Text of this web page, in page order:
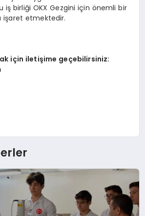
iş birliği OKX Gezgini için önemli bir
işaret etmektedir.
için iletişime geçebilirsiniz: